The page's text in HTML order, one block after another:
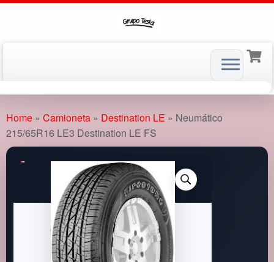
to
content
Home » Camioneta » Destination LE » Neumático
215/65R16 LE3 Destination LE FS